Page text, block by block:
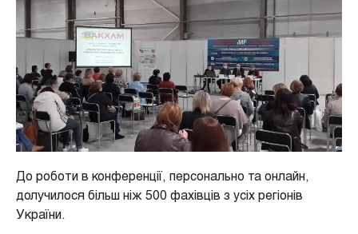
До роботи в конференції, персонально та онлайн,
долучилося більш ніж 500 фахівців з усіх регіонів
України.